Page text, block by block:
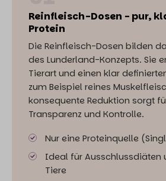
Reinfleisch-Dosen - pur,
Protein
Die Reinfleisch-Dosen bilden
des Lunderland-Konzepts. Sie
Tierart und einen klar
zum Beispiel reines
konsequente Reduktion sorgt
Transparenz und Kontrolle.
Nur eine Proteinquelle
Ideal für Ausschlussdiäten
Tiere